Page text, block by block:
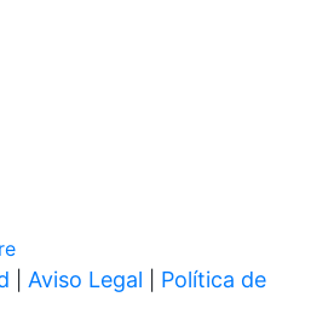
Aviso Legal
Política de